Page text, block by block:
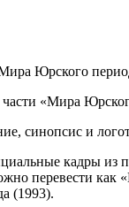
Юрского
синопсис и
кадры из
перевести
(1993).